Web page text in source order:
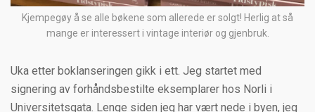
Kjempegøy å se alle bøkene som allerede er solgt! Herlig at så
mange er interessert i vintage interiør og gjenbruk.
Uka etter boklanseringen gikk i ett. Jeg startet med
signering av forhåndsbestilte eksemplarer hos Norli i
Universitetsgata. Lenge siden jeg har vært nede i byen, jeg